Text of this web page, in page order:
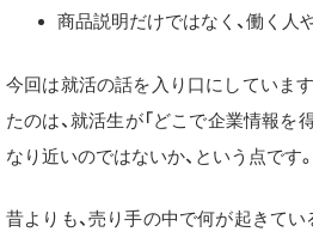
商品説明だけではなく、働く人
今回は就活の話を入り口にしていま
たのは、就活生が「どこで企業情報を
なり近いのではないか、という点です。
昔よりも、売り手の中で何が起きて